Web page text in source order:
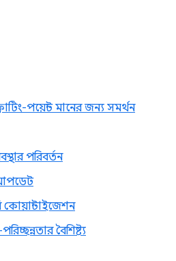
পয়েন্ট মানের জন্য সমর্থন
পরিবর্তন
কোয়ান্টাইজেশন
বৈশিষ্ট্য